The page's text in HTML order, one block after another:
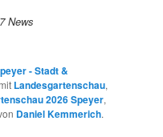
News
- Stadt &
Landesgartenschau,
2026 Speyer,
Daniel Kemmerich.